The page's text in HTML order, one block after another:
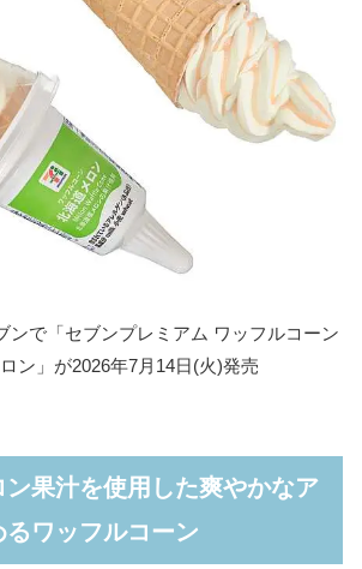
ンで「セブンプレミアム ワッフルコーン
ン」が2026年7月14日(火)発売
果汁を使用した爽やかなア
ワッフルコーン